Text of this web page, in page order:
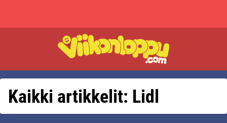
Kaikki artikkelit: Lidl